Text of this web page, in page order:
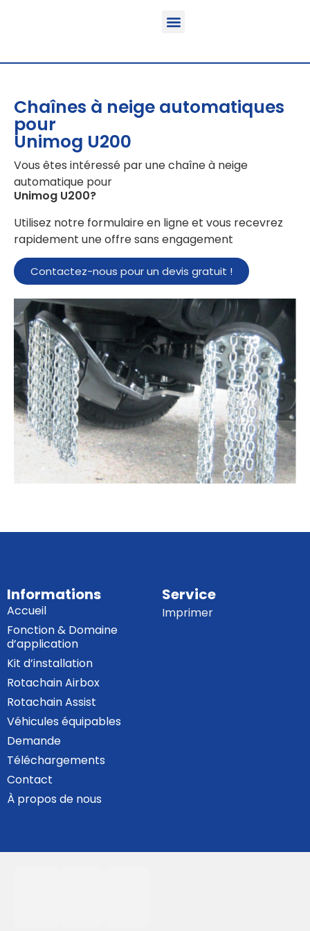
Chaînes à neige automatiques
pour
Unimog U200
Vous êtes intéressé par une chaîne à neige
automatique pour
Unimog U200?
Utilisez notre formulaire en ligne et vous recevrez
rapidement une offre sans engagement
Contactez-nous pour un devis gratuit !
Informations
Accueil
Fonction & Domaine
d’application
Kit d’installation
Rotachain Airbox
Rotachain Assist
Véhicules équipables
Demande
Téléchargements
Contact
À propos de nous
Service
Imprimer